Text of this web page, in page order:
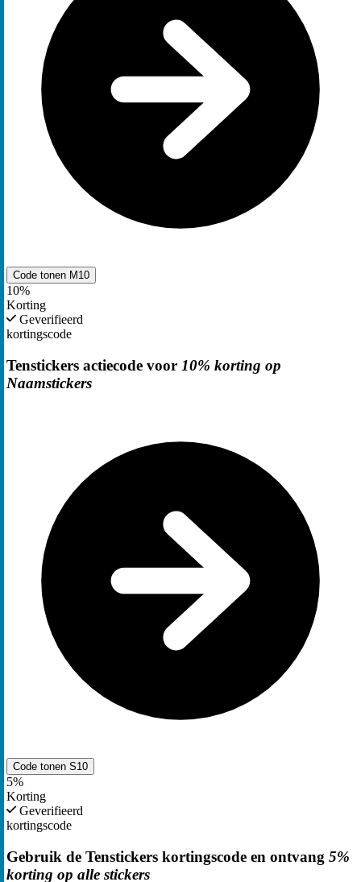
Code tonen M10
10%
Korting
Geverifieerd
kortingscode
Tenstickers actiecode voor 10% korting op
Naamstickers
Code tonen S10
5%
Korting
Geverifieerd
kortingscode
Gebruik de Tenstickers kortingscode en ontvang 5%
korting op alle stickers